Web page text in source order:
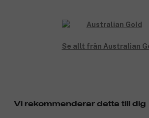
Se allt från Australian
Vi rekommenderar detta till dig